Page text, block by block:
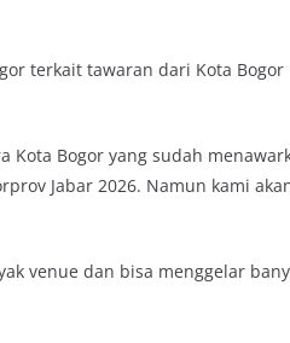
terkait tawaran dari Kota
Kota Bogor yang sudah
Jabar 2026. Namun kami
venue dan bisa menggelar